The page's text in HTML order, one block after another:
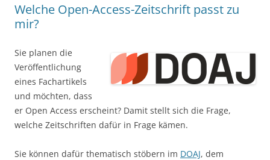
Welche Open-Access-Zeitschrift passt zu
mir?
Sie planen die
Veröffentlichung
eines Fachartikels
und möchten, dass
er Open Access erscheint? Damit stellt sich die Frage,
welche Zeitschriften dafür in Frage kämen.
Sie können dafür thematisch stöbern im DOAJ, dem